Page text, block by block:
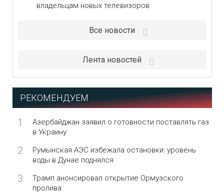
владельцам новых телевизоров
Все новости
Лента новостей
РЕКОМЕНДУЕМ
1
Азербайджан заявил о готовности поставлять газ
в Украину
2
Румынская АЭС избежала остановки: уровень
воды в Дунае поднялся
3
Трамп анонсировал открытие Ормузского
пролива